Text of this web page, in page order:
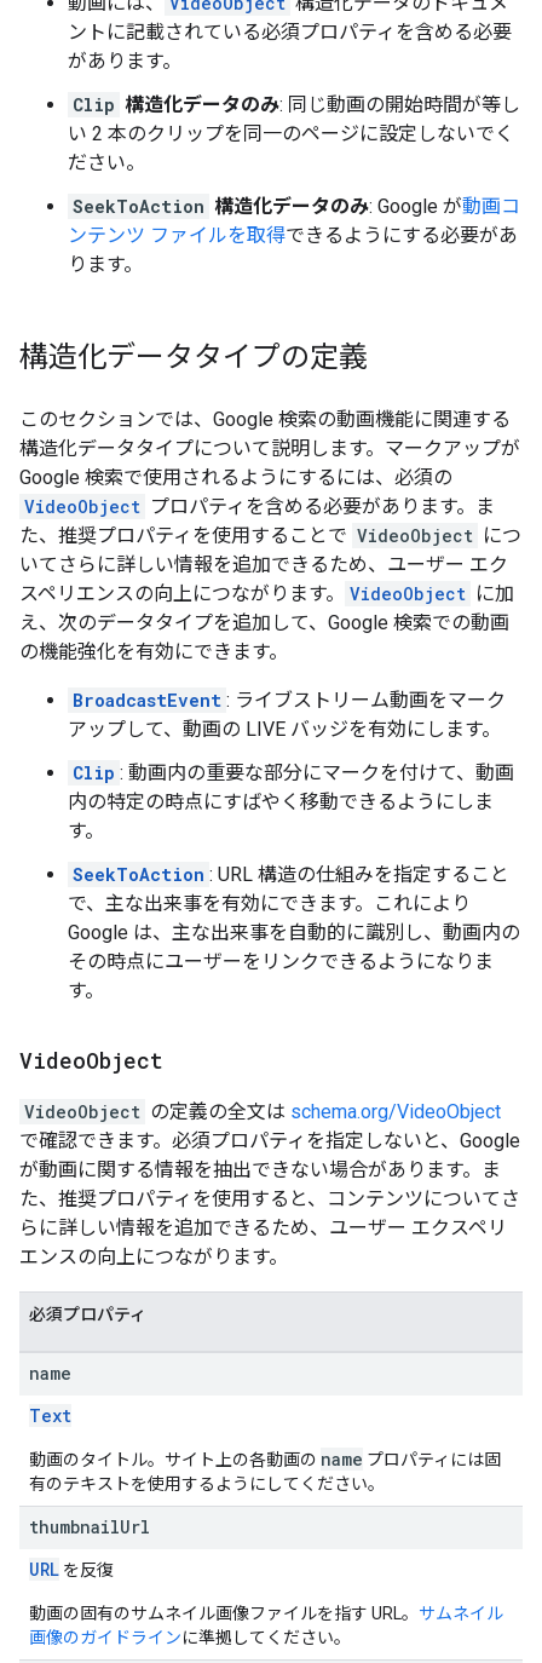
ントに記載されている必須プロパティを含める必要
があります。
Clip 構造化データのみ: 同じ動画の開始時間が等し
い 2 本のクリップを同一のページに設定しないでく
ださい。
SeekToAction 構造化データのみ: Google が動画コ
ンテンツ ファイルを取得できるようにする必要があ
ります。
構造化データタイプの定義
このセクションでは、Google 検索の動画機能に関連する
構造化データタイプについて説明します。マークアップが
Google 検索で使用されるようにするには、必須の
VideoObject プロパティを含める必要があります。ま
た、推奨プロパティを使用することで VideoObject につ
いてさらに詳しい情報を追加できるため、ユーザー エク
スペリエンスの向上につながります。
VideoObject に加
え、次のデータタイプを追加して、Google 検索での動画
の機能強化を有効にできます。
BroadcastEvent : ライブストリーム動画をマーク
アップして、動画の LIVE バッジを有効にします。
Clip : 動画内の重要な部分にマークを付けて、動画
内の特定の時点にすばやく移動できるようにしま
す。
SeekToAction : URL 構造の仕組みを指定すること
で、主な出来事を有効にできます。これにより
Google は、主な出来事を自動的に識別し、動画内の
その時点にユーザーをリンクできるようになりま
す。
VideoObject
VideoObject の定義の全文は schema.org/VideoObject
で確認できます。必須プロパティを指定しないと、Google
が動画に関する情報を抽出できない場合があります。ま
た、推奨プロパティを使用すると、コンテンツについてさ
らに詳しい情報を追加できるため、ユーザー エクスペリ
エンスの向上につながります。
必須プロパティ
name
Text
動画のタイトル。サイト上の各動画の name プロパティには固
有のテキストを使用するようにしてください。
thumbnailUrl
URL を反復
動画の固有のサムネイル画像ファイルを指す URL。 サムネイル
画像のガイドラインに準拠してください。